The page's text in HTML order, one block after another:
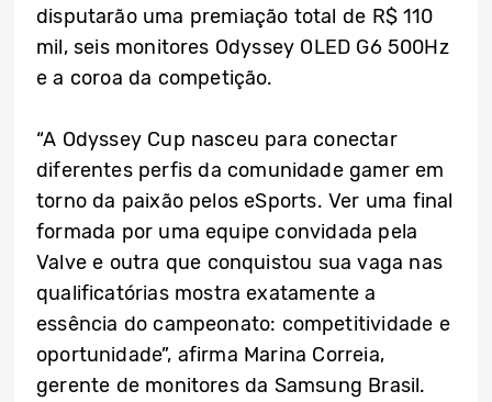
disputarão uma premiação total de R$ 110
mil, seis monitores Odyssey OLED G6 500Hz
e a coroa da competição.
“A Odyssey Cup nasceu para conectar
diferentes perfis da comunidade gamer em
torno da paixão pelos eSports. Ver uma final
formada por uma equipe convidada pela
Valve e outra que conquistou sua vaga nas
qualificatórias mostra exatamente a
essência do campeonato: competitividade e
oportunidade”, afirma Marina Correia,
gerente de monitores da Samsung Brasil.